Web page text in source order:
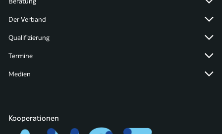
Der Verband
Qualifizierung
Termine
Medien
Kooperationen